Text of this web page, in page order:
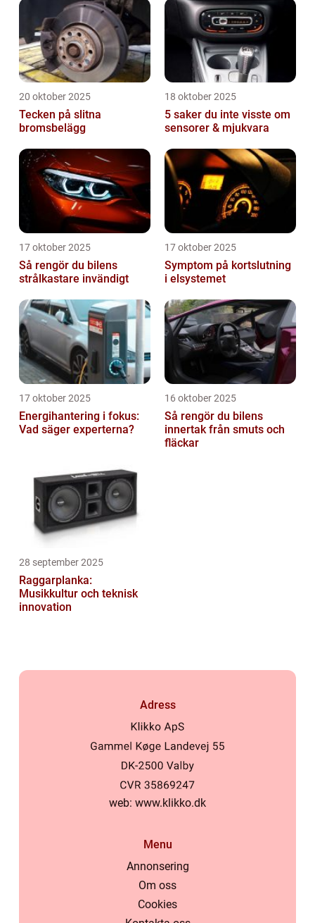
20 oktober 2025
Tecken på slitna
bromsbelägg
18 oktober 2025
5 saker du inte visste om
sensorer & mjukvara
17 oktober 2025
Så rengör du bilens
strålkastare invändigt
17 oktober 2025
Symptom på kortslutning
i elsystemet
17 oktober 2025
Energihantering i fokus:
Vad säger experterna?
16 oktober 2025
Så rengör du bilens
innertak från smuts och
fläckar
28 september 2025
Raggarplanka:
Musikkultur och teknisk
innovation
Adress
web: www.klikko.dk
Menu
Annonsering
Om oss
Cookies